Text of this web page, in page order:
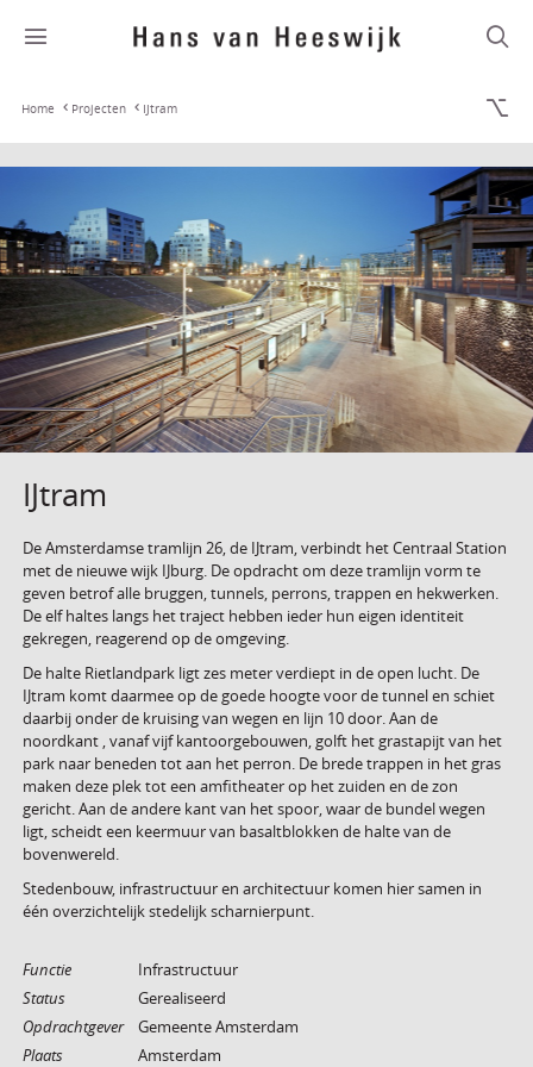
Home Projecten IJtram
IJtram
De Amsterdamse tramlijn 26, de IJtram, verbindt het Centraal Station
met de nieuwe wijk IJburg. De opdracht om deze tramlijn vorm te
geven betrof alle bruggen, tunnels, perrons, trappen en hekwerken.
De elf haltes langs het traject hebben ieder hun eigen identiteit
gekregen, reagerend op de omgeving.
De halte Rietlandpark ligt zes meter verdiept in de open lucht. De
IJtram komt daarmee op de goede hoogte voor de tunnel en schiet
daarbij onder de kruising van wegen en lijn 10 door. Aan de
noordkant , vanaf vijf kantoorgebouwen, golft het grastapijt van het
park naar beneden tot aan het perron. De brede trappen in het gras
maken deze plek tot een amfitheater op het zuiden en de zon
gericht. Aan de andere kant van het spoor, waar de bundel wegen
ligt, scheidt een keermuur van basaltblokken de halte van de
bovenwereld.
Stedenbouw, infrastructuur en architectuur komen hier samen in
één overzichtelijk stedelijk scharnierpunt.
Functie
Infrastructuur
Status
Gerealiseerd
Opdrachtgever
Gemeente Amsterdam
Plaats
Amsterdam